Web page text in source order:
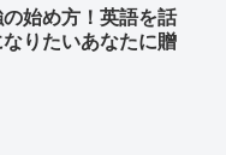
始め方！英語を話
りたいあなたに贈